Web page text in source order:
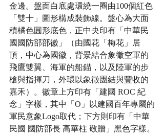
金邊。盤面白底處環繞一圈由100個紅色
「雙十」圖形構成裝飾線。盤心為大面
積橘色圓形底色，正中央印有「中華民
國國防部部徽」（由國花「梅花」居
頂，中心為國徽，背景結合象徵空軍的
飛鷹雙翼、海軍的船錨，以及陸軍的步
槍與指揮刀，外環以象徵團結與豐收的
嘉禾）。徽章上方印有「建國 ROC 紀
念」字樣，其中「O」以建國百年專屬的
軍民意象Logo取代；下方則印有「中華
民國 國防部長 高華柱 敬贈」黑色字樣。